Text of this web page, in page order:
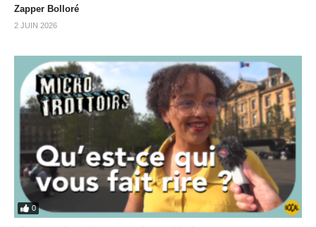
Zapper Bolloré
2 JUIN 2026
0